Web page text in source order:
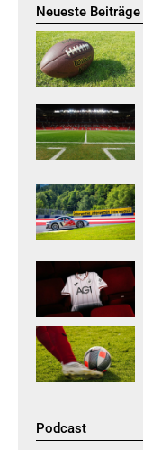
Neueste Beiträge
Podcast​